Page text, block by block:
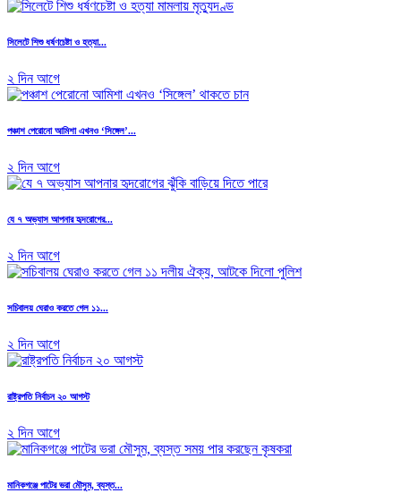
সিলেটে শিশু ধর্ষণচেষ্টা ও হত্যা...
২ দিন আগে
পঞ্চাশ পেরোনো আমিশা এখনও ‘সিঙ্গেল’...
২ দিন আগে
যে ৭ অভ্যাস আপনার হৃদরোগের...
২ দিন আগে
সচিবালয় ঘেরাও করতে গেল ১১...
২ দিন আগে
রাষ্ট্রপতি নির্বাচন ২০ আগস্ট
২ দিন আগে
মানিকগঞ্জে পাটের ভরা মৌসুম, ব্যস্ত...